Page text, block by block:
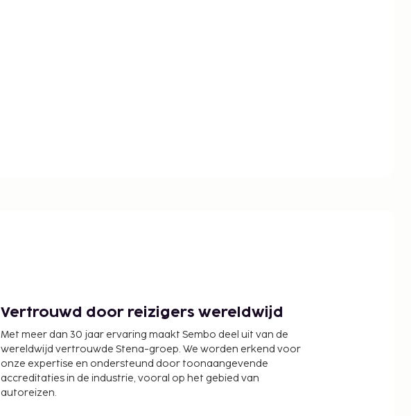
Vertrouwd door reizigers wereldwijd
Met meer dan 30 jaar ervaring maakt Sembo deel uit van de
wereldwijd vertrouwde Stena-groep. We worden erkend voor
onze expertise en ondersteund door toonaangevende
accreditaties in de industrie, vooral op het gebied van
autoreizen.